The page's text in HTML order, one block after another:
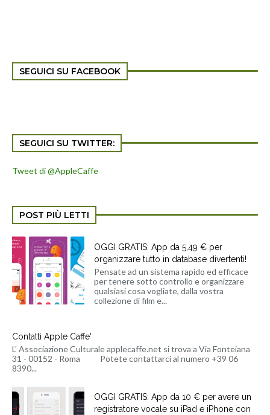
SEGUICI SU FACEBOOK
SEGUICI SU TWITTER:
Tweet di @AppleCaffe
POST PIÙ LETTI
OGGI GRATIS: App da 5,49 € per
organizzare tutto in database divertenti!
Pensate ad un sistema rapido ed efficace
per tenere sotto controllo e organizzare
qualsiasi cosa vogliate, dalla vostra
collezione di film e...
Contatti Apple Caffe'
L' Associazione Culturale applecaffe.net si trova a Via Fonteiana
31 - 00152 - Roma Potete contattarci al numero +39 06
8390...
OGGI GRATIS: App da 10 € per avere un
registratore vocale su iPad e iPhone con